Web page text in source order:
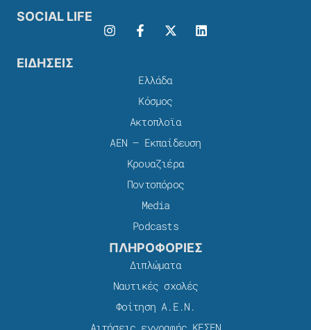
SOCIAL LIFE
ΕΙΔΗΣΕΙΣ
Ελλάδα
Κόσμος
Ακτοπλοϊα
ΑΕΝ – Εκπαίδευση
Κρουαζιέρα
Ποντοπόρος
Media
Podcasts
ΠΛΗΡΟΦΟΡΙΕΣ
Διπλώματα
Ναυτικές σχολές
Φοίτηση Α.Ε.Ν.